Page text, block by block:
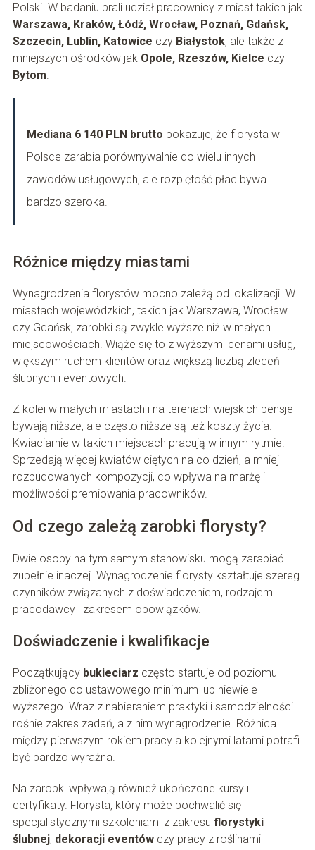
Polski. W badaniu brali udział pracownicy z miast takich jak
Warszawa, Kraków, Łódź, Wrocław, Poznań, Gdańsk,
Szczecin, Lublin, Katowice czy Białystok, ale także z
mniejszych ośrodków jak Opole, Rzeszów, Kielce czy
Bytom.
Mediana 6 140 PLN brutto pokazuje, że florysta w
Polsce zarabia porównywalnie do wielu innych
zawodów usługowych, ale rozpiętość płac bywa
bardzo szeroka.
Różnice między miastami
Wynagrodzenia florystów mocno zależą od lokalizacji. W
miastach wojewódzkich, takich jak Warszawa, Wrocław
czy Gdańsk, zarobki są zwykle wyższe niż w małych
miejscowościach. Wiąże się to z wyższymi cenami usług,
większym ruchem klientów oraz większą liczbą zleceń
ślubnych i eventowych.
Z kolei w małych miastach i na terenach wiejskich pensje
bywają niższe, ale często niższe są też koszty życia.
Kwiaciarnie w takich miejscach pracują w innym rytmie.
Sprzedają więcej kwiatów ciętych na co dzień, a mniej
rozbudowanych kompozycji, co wpływa na marżę i
możliwości premiowania pracowników.
Od czego zależą zarobki florysty?
Dwie osoby na tym samym stanowisku mogą zarabiać
zupełnie inaczej. Wynagrodzenie florysty kształtuje szereg
czynników związanych z doświadczeniem, rodzajem
pracodawcy i zakresem obowiązków.
Doświadczenie i kwalifikacje
Początkujący bukieciarz często startuje od poziomu
zbliżonego do ustawowego minimum lub niewiele
wyższego. Wraz z nabieraniem praktyki i samodzielności
rośnie zakres zadań, a z nim wynagrodzenie. Różnica
między pierwszym rokiem pracy a kolejnymi latami potrafi
być bardzo wyraźna.
Na zarobki wpływają również ukończone kursy i
certyfikaty. Florysta, który może pochwalić się
specjalistycznymi szkoleniami z zakresu florystyki
ślubnej, dekoracji eventówczy pracy z roślinami